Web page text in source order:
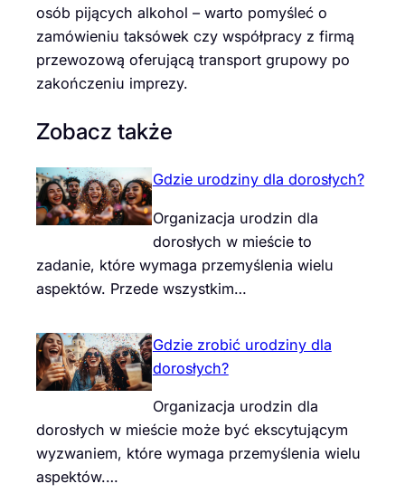
osób pijących alkohol – warto pomyśleć o
zamówieniu taksówek czy współpracy z firmą
przewozową oferującą transport grupowy po
zakończeniu imprezy.
Zobacz także
Gdzie urodziny dla dorosłych?
Organizacja urodzin dla
dorosłych w mieście to
zadanie, które wymaga przemyślenia wielu
aspektów. Przede wszystkim…
Gdzie zrobić urodziny dla
dorosłych?
Organizacja urodzin dla
dorosłych w mieście może być ekscytującym
wyzwaniem, które wymaga przemyślenia wielu
aspektów.…